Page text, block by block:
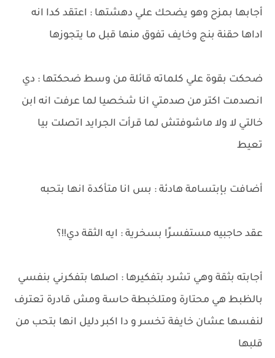
أجابها بمزح وهو يضحك علي دهشتها : اعتقد كدا انه
اداها حقنة بنج وخايف تفوق منها قبل ما يتجوزها
ضحكت بقوة علي كلماته قائلة من وسط ضحكتها : دي
انصدمت اكتر من صدمتي انا شخصيا لما عرفت انه ابن
خالتي لا ولا ماشوفتش لما قرأت الجرايد اتصلت بيا
تعيط
أضافت بإبتسامة هادئة : بس انا متأكدة انها بتحبه
عقد حاجبيه مستفسرًا بسخرية : ايه الثقة دي!!؟
أجابته بثقة وهي تشرد بتفكيرها : اصلها بتفكرني بنفسي
بالظبط هي محتارة ومتلخبطة حاسة ومش قادرة تعترف
لنفسها عشان خايفة تخسر و دا اكبر دليل انها بتحب من
قلبها